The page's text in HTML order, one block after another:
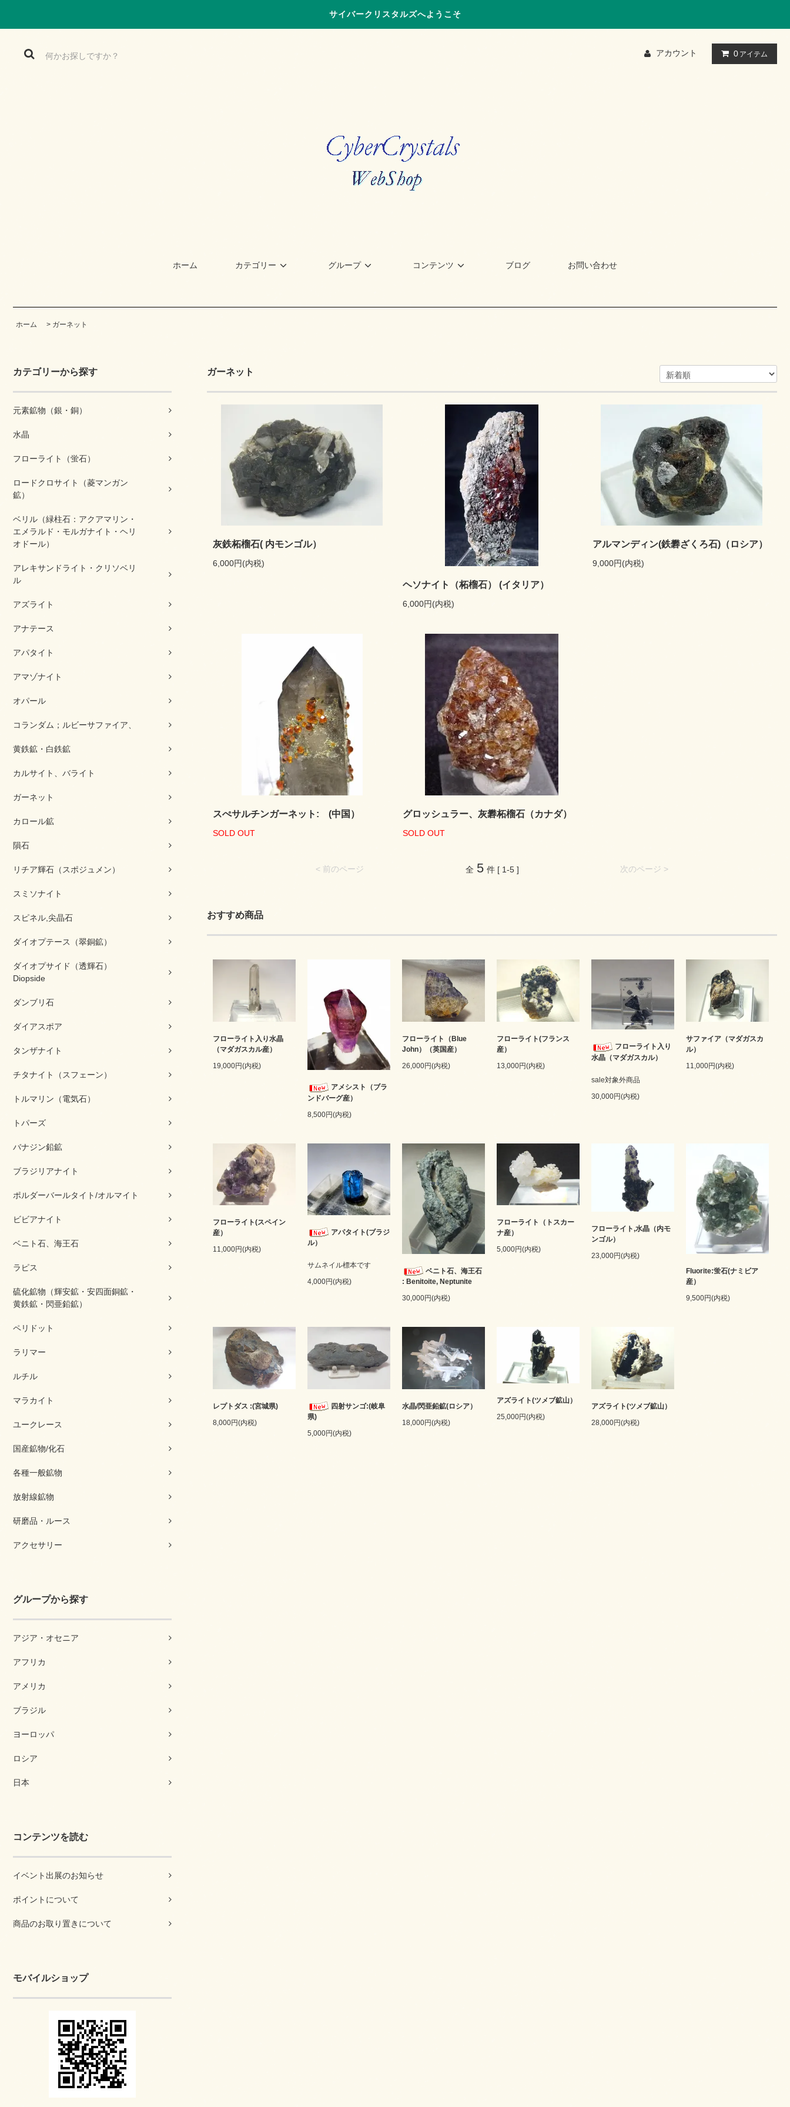
サイバークリスタルズへようこそ
アカウント 0 アイテム
ホーム カテゴリー グループ コンテンツ ブログ お問い合わせ
ホーム > ガーネット
カテゴリーから探す
元素鉱物（銀・銅）
水晶
フローライト（蛍石）
ロードクロサイト（菱マンガン
鉱）
ベリル（緑柱石：アクアマリン・
エメラルド・モルガナイト・ヘリ
オドール）
アレキサンドライト・クリソベリ
ル
アズライト
アナテース
アパタイト
アマゾナイト
オパール
コランダム；ルビーサファイア、
黄鉄鉱・白鉄鉱
カルサイト、バライト
ガーネット
カロール鉱
隕石
リチア輝石（スポジュメン）
スミソナイト
スピネル,尖晶石
ダイオプテース（翠銅鉱）
ダイオプサイド（透輝石）
Diopside
ダンブリ石
ダイアスポア
タンザナイト
チタナイト（スフェーン）
トルマリン（電気石）
トパーズ
バナジン鉛鉱
ブラジリアナイト
ポルダーバールタイト/オルマイト
ビビアナイト
ベニト石、海王石
ラピス
硫化鉱物（輝安鉱・安四面銅鉱・
黄鉄鉱・閃亜鉛鉱）
ペリドット
ラリマー
ルチル
マラカイト
ユークレース
国産鉱物/化石
各種一般鉱物
放射線鉱物
研磨品・ルース
アクセサリー
グループから探す
アジア・オセニア
アフリカ
アメリカ
ブラジル
ヨーロッパ
ロシア
日本
コンテンツを読む
イベント出展のお知らせ
ポイントについて
商品のお取り置きについて
モバイルショップ
ガーネット
灰鉄柘榴石( 内モンゴル）
6,000円(内税)
ヘソナイト（柘榴石） (イタリア）
6,000円(内税)
アルマンディン(鉄礬ざくろ石)（ロシア）
9,000円(内税)
スぺサルチンガーネット: (中国）
SOLD OUT
グロッシュラー、灰礬柘榴石（カナダ）
SOLD OUT
< 前のページ 次のページ >
全 5 件 [ 1-5 ]
おすすめ商品
フローライト入り水晶
（マダガスカル産）
19,000円(内税)
アメシスト（ブラ
ンドバーグ産）
8,500円(内税)
フローライト（Blue
John）（英国産）
26,000円(内税)
フローライト(フランス
産）
13,000円(内税)
フローライト入り
水晶（マダガスカル）
sale対象外商品
30,000円(内税)
サファイア（マダガスカ
ル）
11,000円(内税)
フローライト(スペイン
産）
11,000円(内税)
アパタイト(ブラジ
ル）
サムネイル標本です
4,000円(内税)
ベニト石、海王石
: Benitoite, Neptunite
30,000円(内税)
フローライト（トスカー
ナ産）
5,000円(内税)
フローライト,水晶（内モ
ンゴル）
23,000円(内税)
Fluorite:蛍石(ナミビア
産）
9,500円(内税)
レプトダス :(宮城県)
8,000円(内税)
四射サンゴ:(岐阜
県)
5,000円(内税)
水晶/閃亜鉛鉱(ロシア）
18,000円(内税)
アズライト(ツメブ鉱山）
25,000円(内税)
アズライト(ツメブ鉱山）
28,000円(内税)